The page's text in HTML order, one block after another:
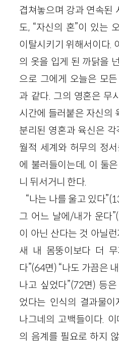
겹쳐놓으며 강과 연속된
도, “자신의 혼”이 있는
이탈시키기 위해서이다.
의 옷을 입게 된 까닭을
으로 그에게 오늘은 모
과 같다. 그의 영혼은 무
시간에 들러붙은 자신의
분리된 영혼과 육신은
월적 세계와 허무의 정
에 불러들이는데, 이 둘
니 뒤서거니 한다.
“나는 나를 울고 있다
그 어느 날에/내가 운다
이 아닌 산다는 것 아닐
새 내 몸뚱이보다 더
다”(64면) “나도 가끔은
나고 싶었다”(72면) 등
었다는 인식의 결과물
나그네의 고백들이다.
의 음계를 필요로 하지